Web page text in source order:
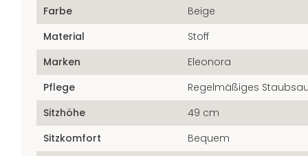
Farbe
Beige
Material
Stoff
Marken
Eleonora
Pflege
Regelmäßiges
Sitzhöhe
49 cm
Sitzkomfort
Bequem